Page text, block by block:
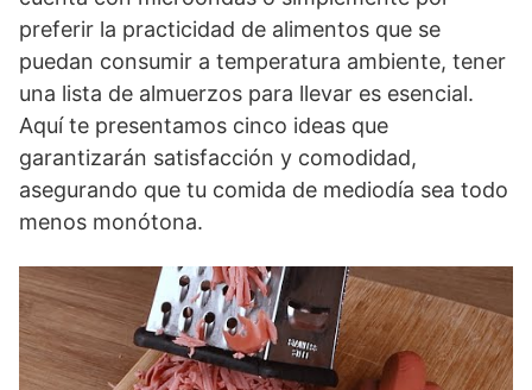
preferir la practicidad de alimentos que se
puedan consumir a temperatura ambiente, tener
una lista de almuerzos para llevar es esencial.
Aquí te presentamos cinco ideas que
garantizarán satisfacción y comodidad,
asegurando que tu comida de mediodía sea todo
menos monótona.